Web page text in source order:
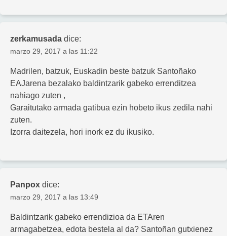
zerkamusada dice:
marzo 29, 2017 a las 11:22
Madrilen, batzuk, Euskadin beste batzuk Santoñako
EAJarena bezalako baldintzarik gabeko errenditzea
nahiago zuten ,
Garaitutako armada gatibua ezin hobeto ikus zedila nahi
zuten.
Izorra daitezela, hori inork ez du ikusiko.
Panpox dice:
marzo 29, 2017 a las 13:49
Baldintzarik gabeko errendizioa da ETAren
armagabetzea, edota bestela al da? Santoñan gutxienez